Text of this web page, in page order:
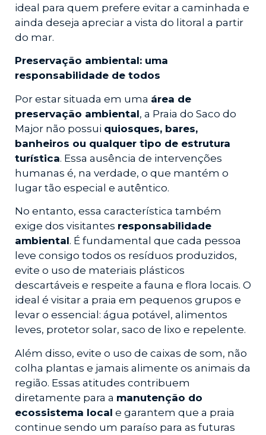
ideal para quem prefere evitar a caminhada e
ainda deseja apreciar a vista do litoral a partir
do mar.
Preservação ambiental: uma
responsabilidade de todos
Por estar situada em uma área de
preservação ambiental, a Praia do Saco do
Major não possui quiosques, bares,
banheiros ou qualquer tipo de estrutura
turística. Essa ausência de intervenções
humanas é, na verdade, o que mantém o
lugar tão especial e autêntico.
No entanto, essa característica também
exige dos visitantes responsabilidade
ambiental. É fundamental que cada pessoa
leve consigo todos os resíduos produzidos,
evite o uso de materiais plásticos
descartáveis e respeite a fauna e flora locais. O
ideal é visitar a praia em pequenos grupos e
levar o essencial: água potável, alimentos
leves, protetor solar, saco de lixo e repelente.
Além disso, evite o uso de caixas de som, não
colha plantas e jamais alimente os animais da
região. Essas atitudes contribuem
diretamente para a manutenção do
ecossistema local e garantem que a praia
continue sendo um paraíso para as futuras